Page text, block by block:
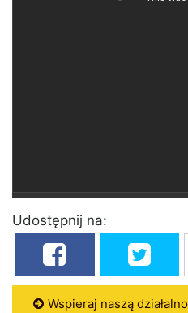
Udostępnij na:
Wspieraj naszą